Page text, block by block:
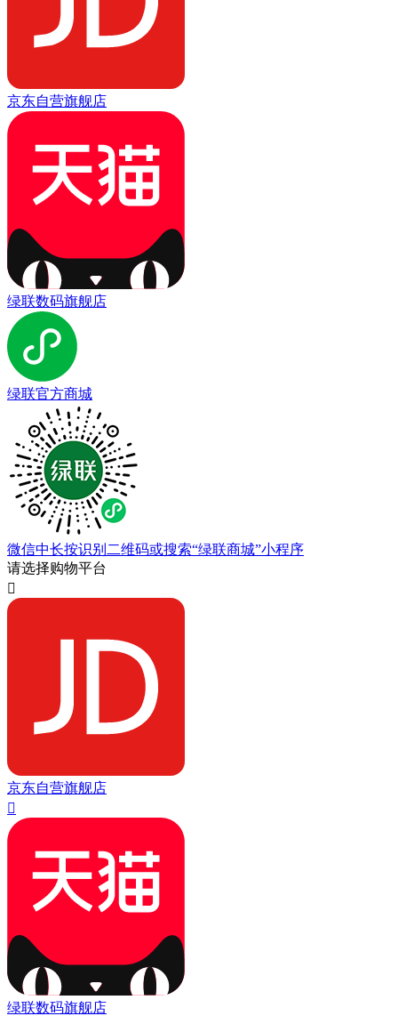
京东自营旗舰店
绿联数码旗舰店
绿联官方商城
微信中长按识别二维码或搜索“绿联商城”小程序
请选择购物平台

京东自营旗舰店

绿联数码旗舰店